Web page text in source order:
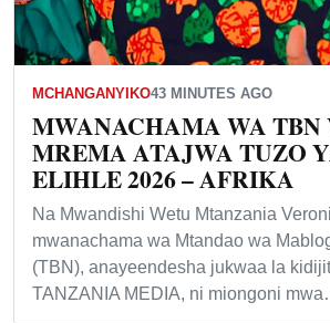
MCHANGANYIKO43 MINUTES AGO
MWANACHAMA WA TBN
MREMA ATAJWA TUZO
ELIHLE 2026 – AFRIKA
Na Mwandishi Wetu Mtanzania
mwanachama wa Mtandao wa
(TBN), anayeendesha jukwaa la
TANZANIA MEDIA, ni miongoni